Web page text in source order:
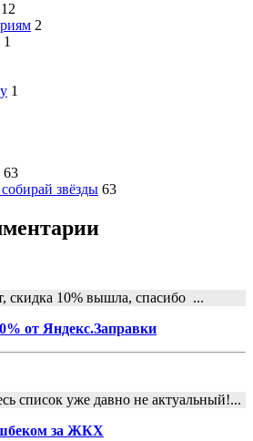
12
2
1
1
63
звёзды 63
скидка 10% вышла, спасибо ...
от Яндекс.Заправки
список уже давно не актуальный!...
за ЖКХ